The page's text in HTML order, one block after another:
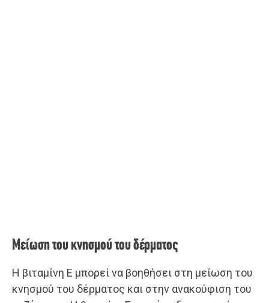
Μείωση του κνησμού του δέρματος
Η βιταμίνη Ε μπορεί να βοηθήσει στη μείωση του
κνησμού του δέρματος και στην ανακούφιση του